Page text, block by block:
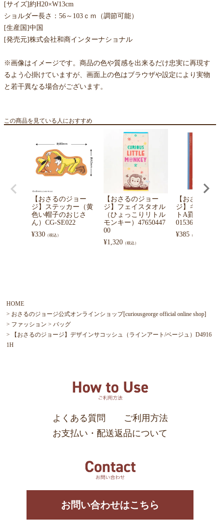
[サイズ]約H20×W13cm
ショルダー長さ：56～103ｃｍ（調節可能）
[生産国]中国
[発売元]株式会社和商インターナショナル
※画像はイメージです。商品の色や質感を出来るだけ忠実に再現す
るよう心掛けていますが、画面上の色はブラウザや設定により実物
と若干異なる場合がございます。
この商品を見ている人におすすめ
【おさるのジョー
ジ】ステッカー（黄
色い帽子のおじさ
ん）CG-SE022
¥330 （税込）
【おさるのジョー
ジ】フェイスタオル
（ひょっこりリトル
モンキー）47650447
00
¥1,320 （税込）
【おさるのジ
ジ】キャンパ
トA罫（RED/
01536001
¥385 （税込）
HOME
おさるのジョージ公式オンラインショップ[curiousgeorge official online shop]
ファッション
バッグ
【おさるのジョージ】デザインサコッシュ（ラインアート/ベージュ）D4916
1H
よくある質問
ご利用方法
お支払い・配送返品について
お問い合わせはこちら